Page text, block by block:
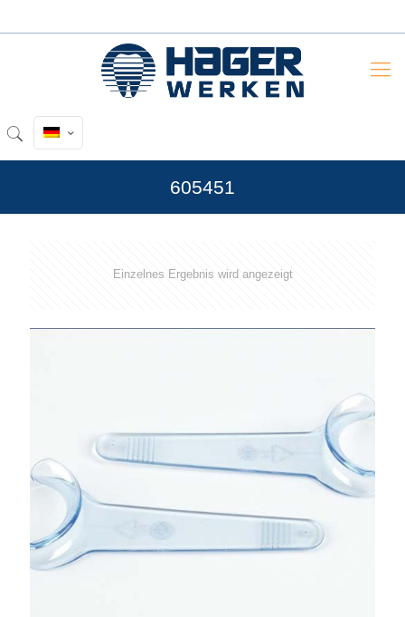
605451
Einzelnes Ergebnis wird angezeigt